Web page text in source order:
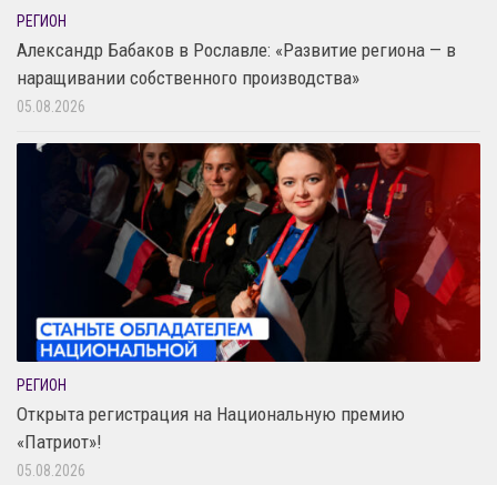
РЕГИОН
Александр Бабаков в Рославле: «Развитие региона — в
наращивании собственного производства»
05.08.2026
РЕГИОН
Открыта регистрация на Национальную премию
«Патриот»!
05.08.2026